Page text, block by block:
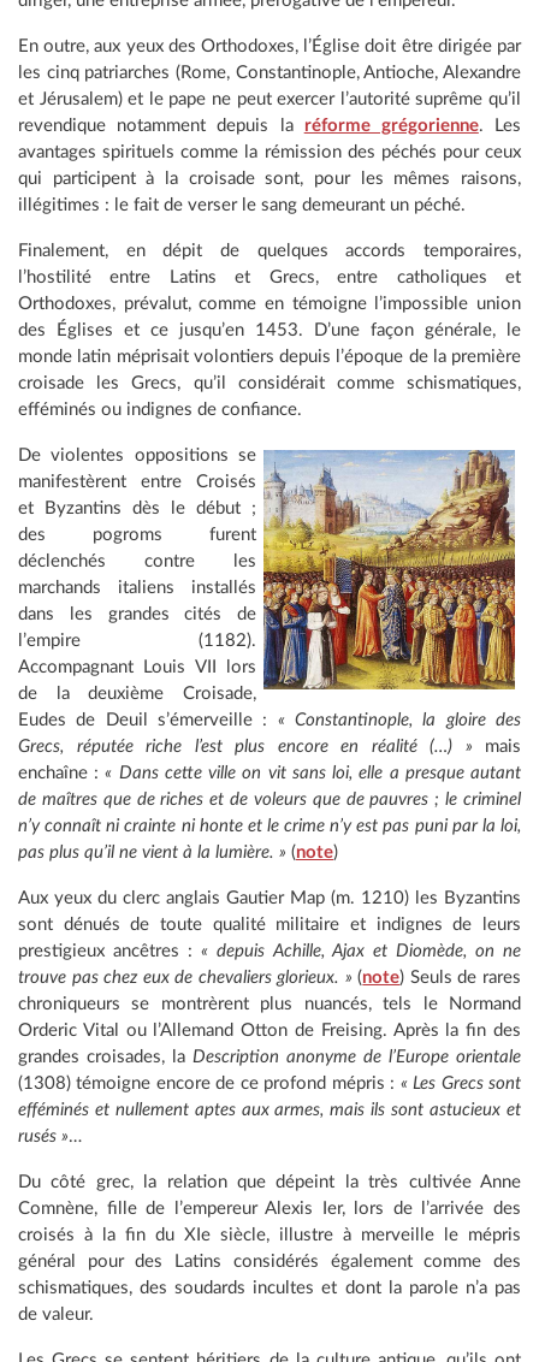
En outre, aux yeux des Orthodoxes, l’Église doit être dirigée par
les cinq patriarches (Rome, Constantinople, Antioche, Alexandre
et Jérusalem) et le pape ne peut exercer l’autorité suprême qu’il
revendique notamment depuis la réforme grégorienne. Les
avantages spirituels comme la rémission des péchés pour ceux
qui participent à la croisade sont, pour les mêmes raisons,
illégitimes : le fait de verser le sang demeurant un péché.
Finalement, en dépit de quelques accords temporaires,
l’hostilité entre Latins et Grecs, entre catholiques et
Orthodoxes, prévalut, comme en témoigne l’impossible union
des Églises et ce jusqu’en 1453. D’une façon générale, le
monde latin méprisait volontiers depuis l’époque de la première
croisade les Grecs, qu’il considérait comme schismatiques,
efféminés ou indignes de confiance.
De violentes oppositions se
manifestèrent entre Croisés
et Byzantins dès le début ;
des pogroms furent
déclenchés contre les
marchands italiens installés
dans les grandes cités de
l’empire (1182).
Accompagnant Louis VII lors
de la deuxième Croisade,
Eudes de Deuil s’émerveille : « Constantinople, la gloire des
Grecs, réputée riche l’est plus encore en réalité (…) » mais
enchaîne :« Dans cette ville on vit sans loi, elle a presque autant
de maîtres que de riches et de voleurs que de pauvres ; le criminel
n’y connaît ni crainte ni honte et le crime n’y est pas puni par la loi,
pas plus qu’il ne vient à la lumière. » (note)
Aux yeux du clerc anglais Gautier Map (m. 1210) les Byzantins
sont dénués de toute qualité militaire et indignes de leurs
prestigieux ancêtres : « depuis Achille, Ajax et Diomède, on ne
trouve pas chez eux de chevaliers glorieux. » (note) Seuls de rares
chroniqueurs se montrèrent plus nuancés, tels le Normand
Orderic Vital ou l’Allemand Otton de Freising. Après la fin des
grandes croisades, la Description anonyme de l’Europe orientale
(1308) témoigne encore de ce profond mépris : « Les Grecs sont
efféminés et nullement aptes aux armes, mais ils sont astucieux et
rusés »…
Du côté grec, la relation que dépeint la très cultivée Anne
Comnène, fille de l’empereur Alexis Ier, lors de l’arrivée des
croisés à la fin du XIe siècle, illustre à merveille le mépris
général pour des Latins considérés également comme des
schismatiques, des soudards incultes et dont la parole n’a pas
de valeur.